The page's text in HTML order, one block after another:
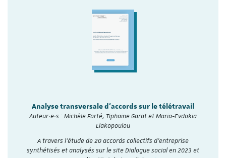
Analyse transversale d'accords sur le télétravail
Auteur·e·s : Michèle Forté, Tiphaine Garat et Maria-Evdokia
Liakopoulou
A travers l’étude de 20 accords collectifs d’entreprise
synthétisés et analysés sur le site Dialogue social en 2023 et